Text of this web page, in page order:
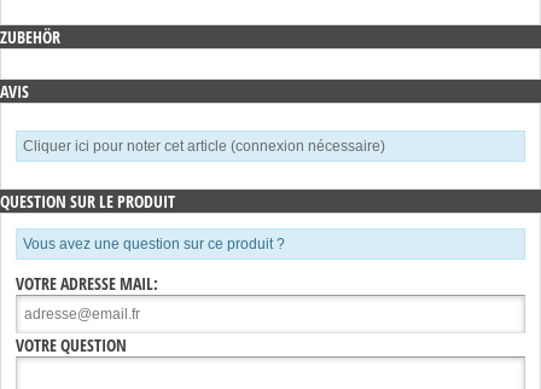
ZUBEHÖR
AVIS
Cliquer ici pour noter cet article (connexion nécessaire)
QUESTION SUR LE PRODUIT
Vous avez une question sur ce produit ?
VOTRE ADRESSE MAIL:
VOTRE QUESTION